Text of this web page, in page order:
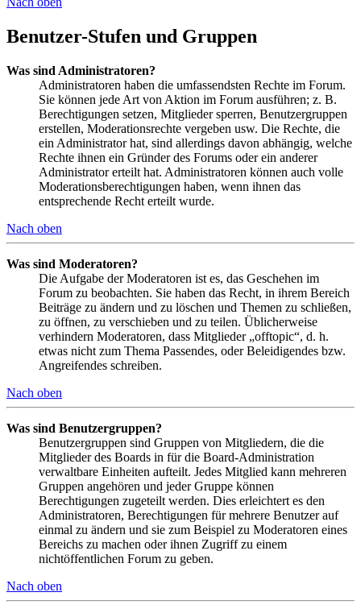
Benutzer-Stufen und Gruppen
Was sind Administratoren?
Administratoren haben die umfassendsten Rechte im Forum.
Sie können jede Art von Aktion im Forum ausführen; z. B.
Berechtigungen setzen, Mitglieder sperren, Benutzergruppen
erstellen, Moderationsrechte vergeben usw. Die Rechte, die
ein Administrator hat, sind allerdings davon abhängig, welche
Rechte ihnen ein Gründer des Forums oder ein anderer
Administrator erteilt hat. Administratoren können auch volle
Moderationsberechtigungen haben, wenn ihnen das
entsprechende Recht erteilt wurde.
Nach oben
Was sind Moderatoren?
Die Aufgabe der Moderatoren ist es, das Geschehen im
Forum zu beobachten. Sie haben das Recht, in ihrem Bereich
Beiträge zu ändern und zu löschen und Themen zu schließen,
zu öffnen, zu verschieben und zu teilen. Üblicherweise
verhindern Moderatoren, dass Mitglieder „offtopic“, d. h.
etwas nicht zum Thema Passendes, oder Beleidigendes bzw.
Angreifendes schreiben.
Nach oben
Was sind Benutzergruppen?
Benutzergruppen sind Gruppen von Mitgliedern, die die
Mitglieder des Boards in für die Board-Administration
verwaltbare Einheiten aufteilt. Jedes Mitglied kann mehreren
Gruppen angehören und jeder Gruppe können
Berechtigungen zugeteilt werden. Dies erleichtert es den
Administratoren, Berechtigungen für mehrere Benutzer auf
einmal zu ändern und sie zum Beispiel zu Moderatoren eines
Bereichs zu machen oder ihnen Zugriff zu einem
nichtöffentlichen Forum zu geben.
Nach oben